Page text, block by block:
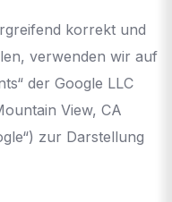
korrekt und
verwenden wir auf
der Google LLC
View, CA
zur Darstellung